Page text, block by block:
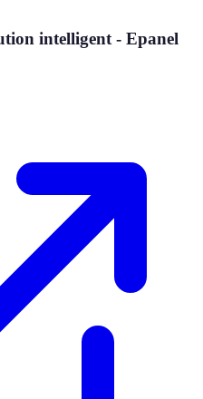
intelligent - Epanel